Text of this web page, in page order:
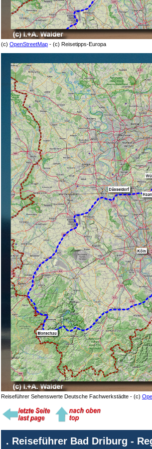
(c) OpenStreetMap - (c) Reisetipps-Europa
Reiseführer Sehenswerte Deutsche Fachwerkstädte - (c)
. Reiseführer Bad Driburg -